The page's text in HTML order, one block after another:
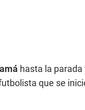
hasta la parada
que se